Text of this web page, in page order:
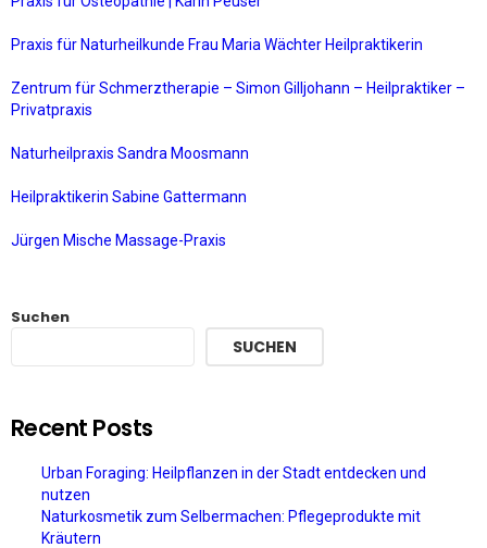
Praxis für Naturheilkunde Frau Maria Wächter Heilpraktikerin
Zentrum für Schmerztherapie – Simon Gilljohann – Heilpraktiker –
Privatpraxis
Naturheilpraxis Sandra Moosmann
Heilpraktikerin Sabine Gattermann
Jürgen Mische Massage-Praxis
Suchen
SUCHEN
Recent Posts
Urban Foraging: Heilpflanzen in der Stadt entdecken und
nutzen
Naturkosmetik zum Selbermachen: Pflegeprodukte mit
Kräutern